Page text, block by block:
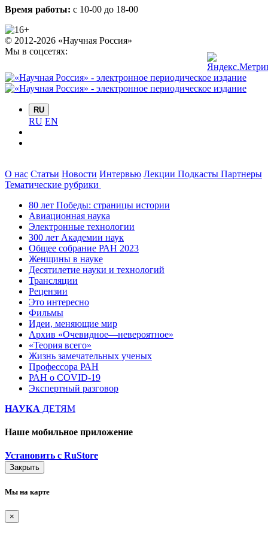
Время работы: с 10-00 до 18-00
© 2012-2026 «Научная Россия»
Мы в соцсетях:
RU
RU EN
О нас Статьи Новости Интервью Лекции Подкасты Партнеры
Тематические рубрики
80 лет Победы: страницы истории
Авиационная наука
Электронные технологии
300 лет Академии наук
Общее собрание РАН 2023
Женщины в науке
Десятилетие науки и технологий
Трансляции
Рецензии
Это интересно
Фильмы
Идеи, меняющие мир
Архив «Очевидное—невероятное»
«Теория всего»
Жизнь замечательных ученых
Профессора РАН
РАН о COVID-19
Экспертный разговор
НАУКА ДЕТЯМ
Наше мобильное приложение
Установить с RuStore
Закрыть
Мы на карте
×